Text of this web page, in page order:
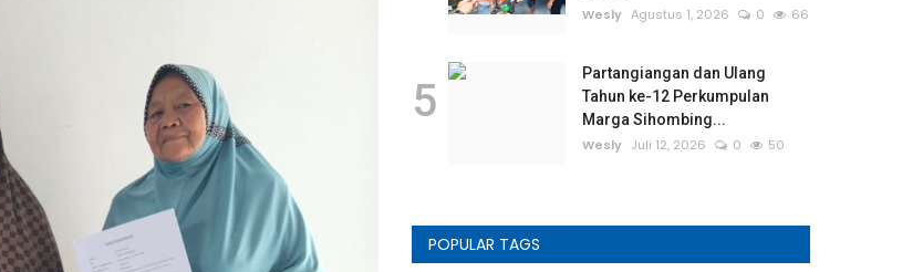
Wesly Agustus 1, 2026 0 66
5
Partangiangan dan Ulang
Tahun ke-12 Perkumpulan
Marga Sihombing...
Wesly Juli 12, 2026 0 50
POPULAR TAGS